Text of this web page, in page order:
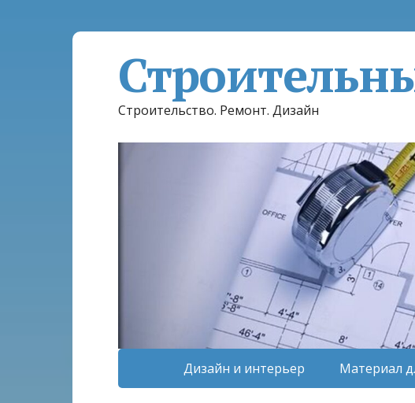
Строительство. Ремонт. Дизайн
Дизайн и интерьер Материал